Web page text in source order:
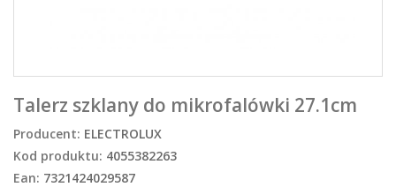
Talerz szklany do mikrofalówki 27.1cm
Producent: ELECTROLUX
Kod produktu: 4055382263
Ean: 7321424029587